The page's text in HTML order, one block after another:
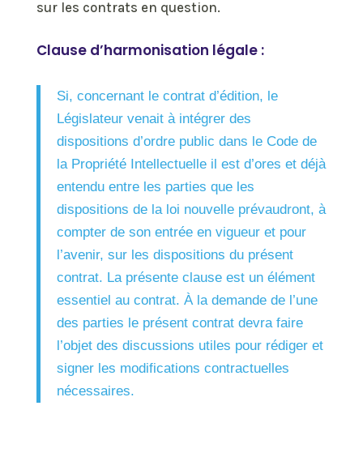
sur les contrats en question.
Clause d’harmonisation légale :
Si, concernant le contrat d’édition, le
Législateur venait à intégrer des
dispositions d’ordre public dans le Code de
la Propriété Intellectuelle il est d’ores et déjà
entendu entre les parties que les
dispositions de la loi nouvelle prévaudront, à
compter de son entrée en vigueur et pour
l’avenir, sur les dispositions du présent
contrat. La présente clause est un élément
essentiel au contrat. À la demande de l’une
des parties le présent contrat devra faire
l’objet des discussions utiles pour rédiger et
signer les modifications contractuelles
nécessaires.